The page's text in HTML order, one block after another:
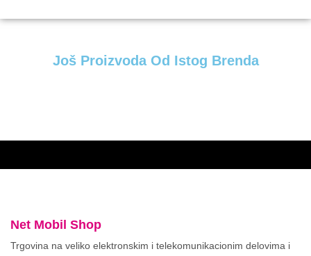
Još Proizvoda Od Istog Brenda
Net Mobil Shop
Trgovina na veliko elektronskim i telekomunikacionim delovima i